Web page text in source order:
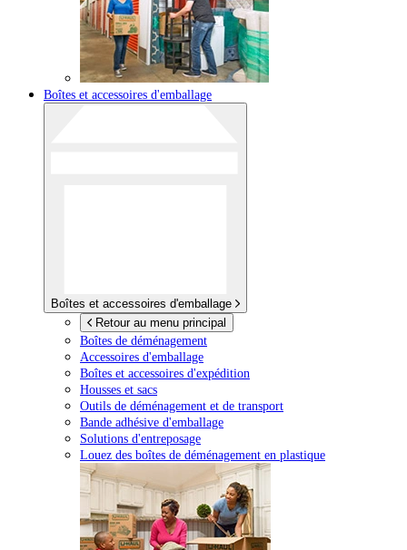
Boîtes et accessoires d'emballage
Boîtes et accessoires d'emballage
Retour au menu principal
Boîtes de déménagement
Accessoires d'emballage
Boîtes et accessoires d'expédition
Housses et sacs
Outils de déménagement et de transport
Bande adhésive d'emballage
Solutions d'entreposage
Louez des boîtes de déménagement en plastique